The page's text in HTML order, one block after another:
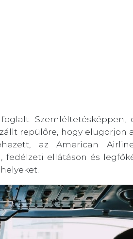
Szemléltetésképpen,
repülőre, hogy elugorjon
az American
ellátáson és